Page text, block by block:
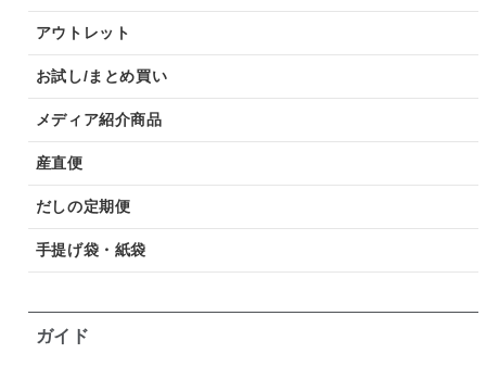
アウトレット
お試し/まとめ買い
メディア紹介商品
産直便
だしの定期便
手提げ袋・紙袋
ガイド